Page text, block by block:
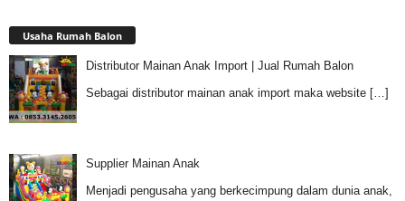
Usaha Rumah Balon
Distributor Mainan Anak Import | Jual Rumah Balon
Sebagai distributor mainan anak import maka website […]
Supplier Mainan Anak
Menjadi pengusaha yang berkecimpung dalam dunia anak,